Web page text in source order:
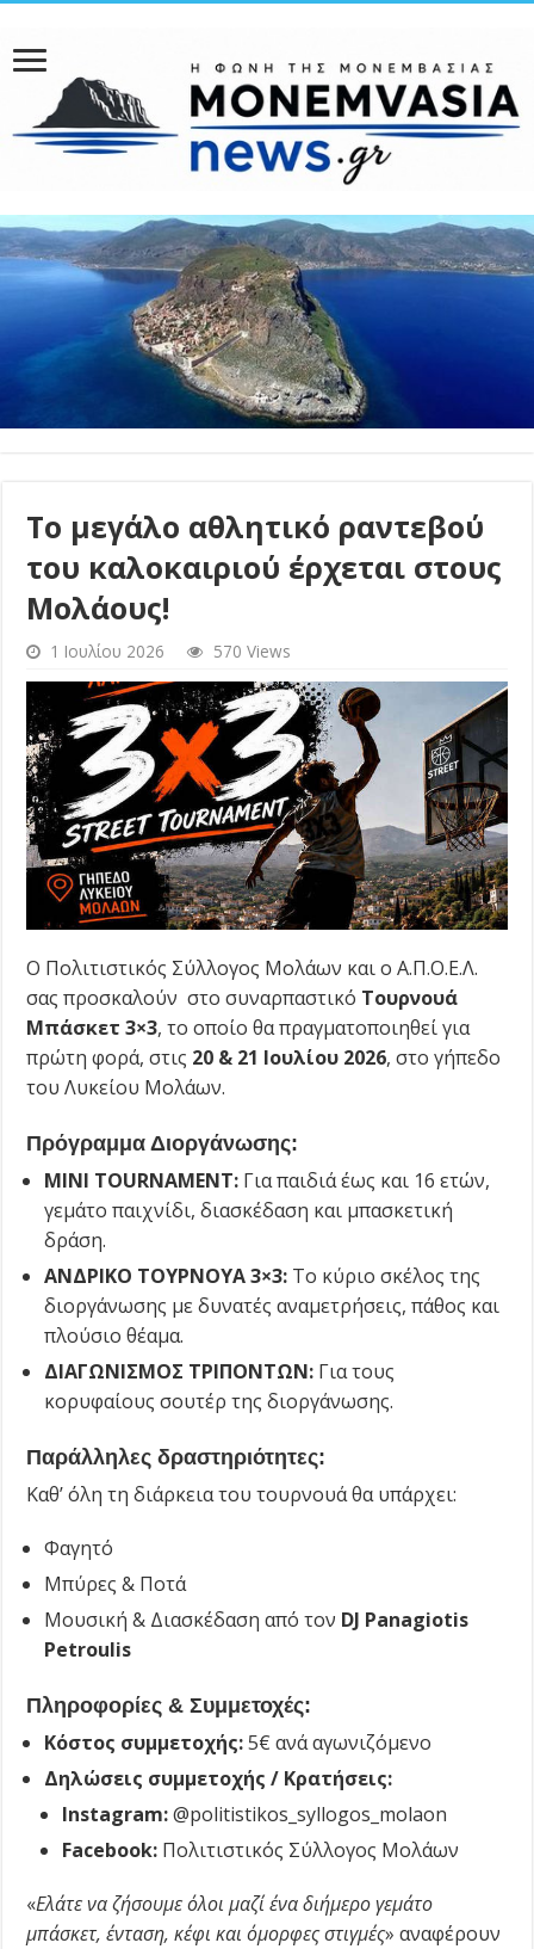
Το μεγάλο αθλητικό ραντεβού
του καλοκαιριού έρχεται στους
Μολάους!
1 Ιουλίου 2026 570 Views
Ο Πολιτιστικός Σύλλογος Μολάων και ο Α.Π.Ο.Ε.Λ.
σας προσκαλούν στο συναρπαστικό Τουρνουά
Μπάσκετ 3×3, το οποίο θα πραγματοποιηθεί για
πρώτη φορά, στις 20 & 21 Ιουλίου 2026, στο γήπεδο
του Λυκείου Μολάων.
Πρόγραμμα Διοργάνωσης:
MINI TOURNAMENT: Για παιδιά έως και 16 ετών,
γεμάτο παιχνίδι, διασκέδαση και μπασκετική
δράση.
ΑΝΔΡΙΚΟ ΤΟΥΡΝΟΥΑ 3×3: Το κύριο σκέλος της
διοργάνωσης με δυνατές αναμετρήσεις, πάθος και
πλούσιο θέαμα.
ΔΙΑΓΩΝΙΣΜΟΣ ΤΡΙΠΟΝΤΩΝ: Για τους
κορυφαίους σουτέρ της διοργάνωσης.
Παράλληλες δραστηριότητες:
Καθ’ όλη τη διάρκεια του τουρνουά θα υπάρχει:
Φαγητό
Μπύρες & Ποτά
Μουσική & Διασκέδαση από τον DJ Panagiotis
Petroulis
Πληροφορίες & Συμμετοχές:
Κόστος συμμετοχής:5€ ανά αγωνιζόμενο
Δηλώσεις συμμετοχής / Κρατήσεις:
Instagram:@politistikos_syllogos_molaon
Facebook: Πολιτιστικός Σύλλογος Μολάων
«Ελάτε να ζήσουμε όλοι μαζί ένα διήμερο γεμάτο
μπάσκετ, ένταση, κέφι και όμορφες στιγμές» αναφέρουν